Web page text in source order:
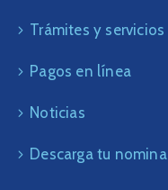
Trámites y servicios
Pagos en línea
Noticias
Descarga tu nomina